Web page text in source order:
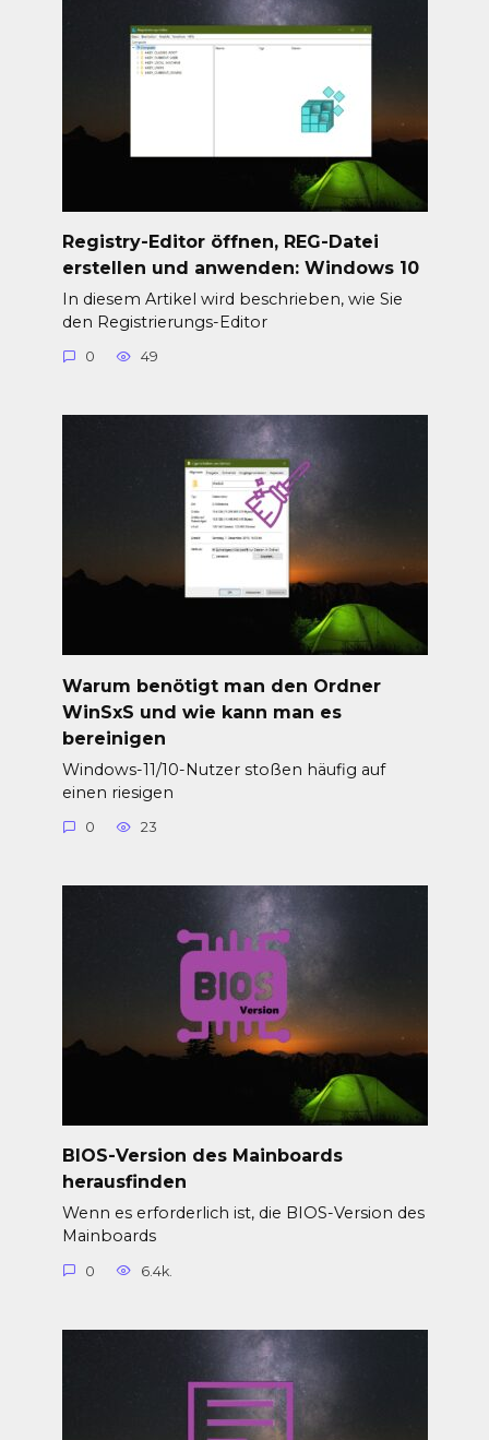
Registry-Editor öffnen, REG-Datei
erstellen und anwenden: Windows 10
In diesem Artikel wird beschrieben, wie Sie
den Registrierungs-Editor
0 49
Warum benötigt man den Ordner
WinSxS und wie kann man es
bereinigen
Windows-11/10-Nutzer stoßen häufig auf
einen riesigen
0 23
BIOS-Version des Mainboards
herausfinden
Wenn es erforderlich ist, die BIOS-Version des
Mainboards
0 6.4k.